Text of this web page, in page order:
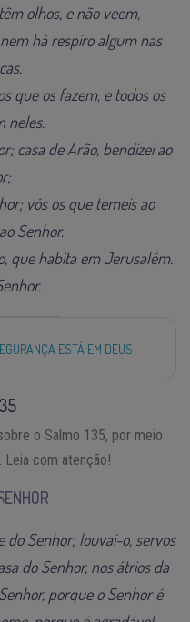
olhos, e não veem,
há respiro algum nas
que os fazem, e todos os
neles.
casa de Arão, bendizei ao
vós os que temeis ao
Senhor.
que habita em Jerusalém.
ESTÁ EM DEUS
o Salmo 135, por meio
Leia com atenção!
do Senhor; louvai-o, servos
do Senhor, nos átrios da
porque o Senhor é